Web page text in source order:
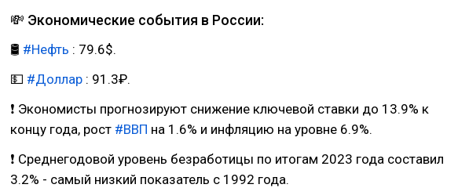
💸 Экономические события в России:
🛢 #Нефть : 79.6$.
💵 #Доллар : 91.3₽.
❗ Экономисты прогнозируют снижение ключевой ставки до 13.9% к
концу года, рост #ВВП на 1.6% и инфляцию на уровне 6.9%.
❗ Среднегодовой уровень безработицы по итогам 2023 года составил
3.2% - самый низкий показатель с 1992 года.